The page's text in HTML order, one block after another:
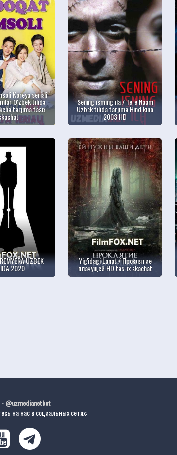
Koreya seriali
O'zbek tilida
tarjima tasix
Sening isming ila / Tere Naam
Uzbek tilida tarjima Hind kino
2003 HD
UZBEK
2020
Yig'idagi Lanat / Проклятие
плачущей HD tas-ix skachat
-@uzmedianetbot
на нас в социальных сетях: